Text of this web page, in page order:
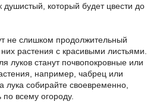
душистый, который будет цвести до
не слишком продолжительный
растения с красивыми листьями.
луков станут почвопокровные или
например, чабрец или
лука собирайте своевременно,
всему огороду.